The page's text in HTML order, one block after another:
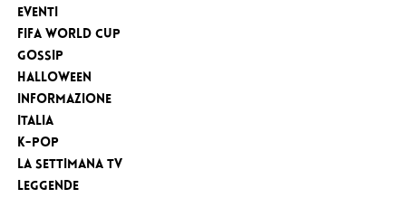
eventi
FIFA WORLD CUP
Gossip
Halloween
Informazione
Italia
K-Pop
la settimana tv
Leggende